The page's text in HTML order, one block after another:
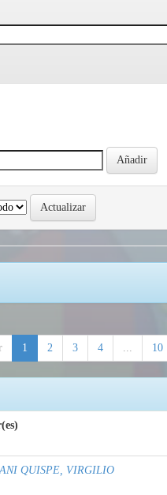
1 2 3 4 ... 10
QUISPE, VIRGILIO